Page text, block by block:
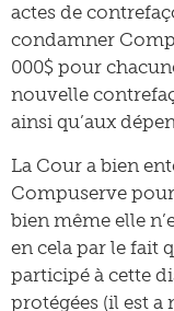
actes de
condamner
000$ pour
nouvelle
ainsi qu’aux
La Cour a bien
Compuserve
bien même elle
en cela par le fait
participé à cette
protégées (il est a